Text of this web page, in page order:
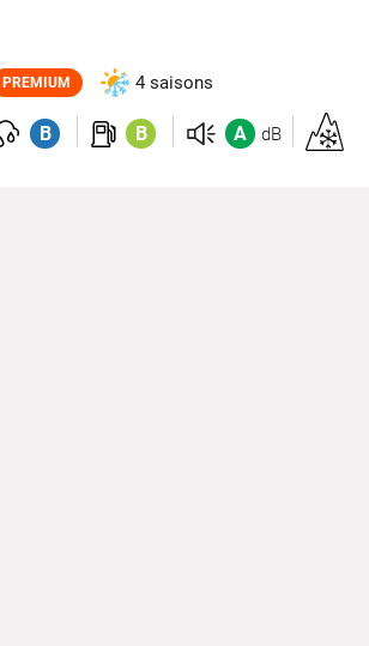
PREMIUM 4 saisons
B B A dB